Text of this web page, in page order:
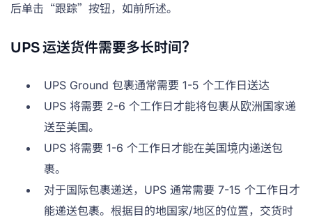
后单击“跟踪”按钮，如前所述。
UPS 运送货件需要多长时间？
UPS Ground 包裹通常需要 1-5 个工作日送达
UPS 将需要 2-6 个工作日才能将包裹从欧洲国家递
送至美国。
UPS 将需要 1-6 个工作日才能在美国境内递送包
裹。
对于国际包裹递送，UPS 通常需要 7-15 个工作日才
能递送包裹。根据目的地国家/地区的位置，交货时